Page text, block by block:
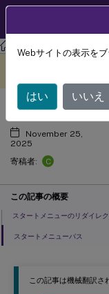
Citrix Virtual Apps
この記事は機械翻訳さ
スタートメ
November 25,
2025
寄稿者:
C
この記事の概要
スタートメニューのリダイレ
スタートメニューパス
Webサイトの表示を
はい いいえ